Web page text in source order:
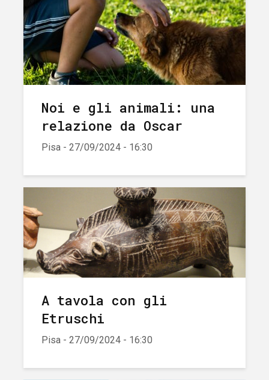
Noi e gli animali: una
relazione da Oscar
Pisa - 27/09/2024 - 16:30
A tavola con gli
Etruschi
Pisa - 27/09/2024 - 16:30